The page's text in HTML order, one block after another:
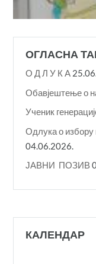
ОГЛАСНА
О Д Л У К A
Обавјештење о
Ученик
Одлука о избору
04.06.2026.
ЈАВНИ ПОЗИВ
КАЛЕНДАР